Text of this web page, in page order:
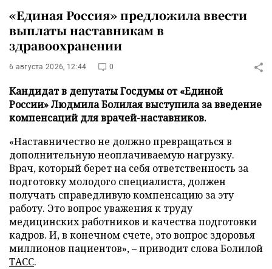
«Единая Россия» предложила ввести
выплаты наставникам в
здравоохранении
6 августа 2026, 12:44 0
Кандидат в депутаты Госдумы от «Единой
России» Людмила Болилая выступила за введение
компенсаций для врачей-наставников.
«Наставничество не должно превращаться в
дополнительную неоплачиваемую нагрузку.
Врач, который берет на себя ответственность за
подготовку молодого специалиста, должен
получать справедливую компенсацию за эту
работу. Это вопрос уважения к труду
медицинских работников и качества подготовки
кадров. И, в конечном счете, это вопрос здоровья
миллионов пациентов», – приводит слова Болилой
ТАСС.